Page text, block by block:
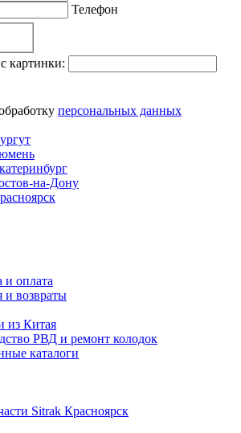
Телефон
картинки:
персональных данных
на-Дону
и оплата
и возвраты
из Китая
РВД и ремонт колодок
каталоги
Sitrak Красноярск